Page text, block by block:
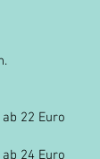
22 Euro
24 Euro